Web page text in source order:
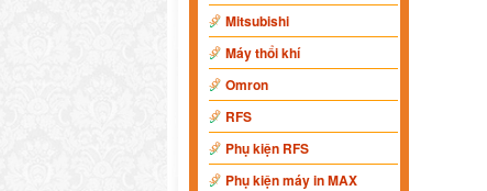
Mitsubishi
Máy thổi khí
Omron
RFS
Phụ kiện RFS
Phụ kiện máy in MAX